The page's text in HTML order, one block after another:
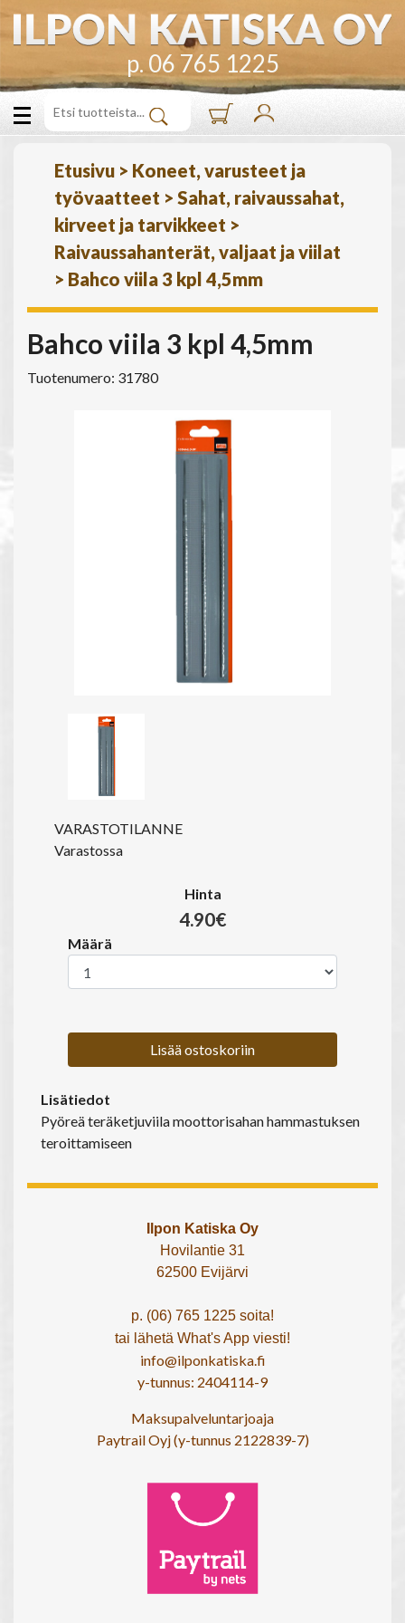
p. 06 765 1225
Etusivu > Koneet, varusteet ja
työvaatteet > Sahat, raivaussahat,
kirveet ja tarvikkeet >
Raivaussahanterät, valjaat ja viilat
> Bahco viila 3 kpl 4,5mm
Bahco viila 3 kpl 4,5mm
Tuotenumero: 31780
VARASTOTILANNE
Varastossa
Hinta
4.90€
Määrä
Lisää ostoskoriin
Lisätiedot
Pyöreä teräketjuviila moottorisahan hammastuksen
teroittamiseen
Ilpon Katiska Oy
Hovilantie 31
62500 Evijärvi
p. (06) 765 1225 soita!
tai lähetä What's App viesti!
info@ilponkatiska.fi
y-tunnus: 2404114-9
Maksupalveluntarjoaja
Paytrail Oyj (y-tunnus 2122839-7)